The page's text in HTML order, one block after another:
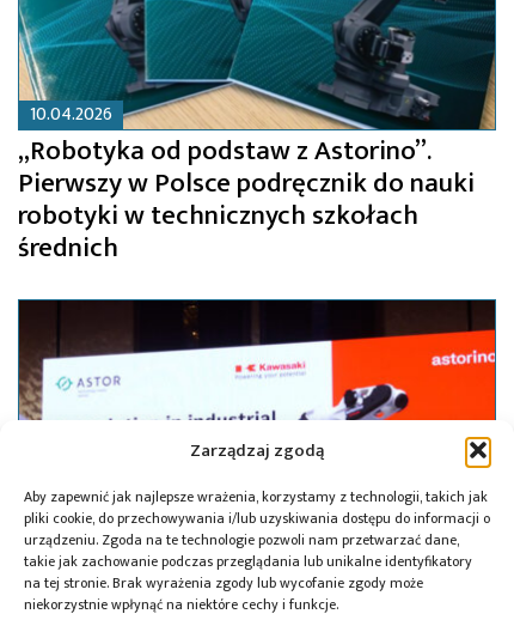
Zarządzaj zgodą
Aby zapewnić jak najlepsze wrażenia, korzystamy z technologii, takich jak
pliki cookie, do przechowywania i/lub uzyskiwania dostępu do informacji o
urządzeniu. Zgoda na te technologie pozwoli nam przetwarzać dane,
takie jak zachowanie podczas przeglądania lub unikalne identyfikatory
na tej stronie. Brak wyrażenia zgody lub wycofanie zgody może
niekorzystnie wpłynąć na niektóre cechy i funkcje.
10.04.2026
„Robotyka od podstaw z Astorino”.
Pierwszy w Polsce podręcznik do nauki
robotyki w technicznych szkołach
średnich